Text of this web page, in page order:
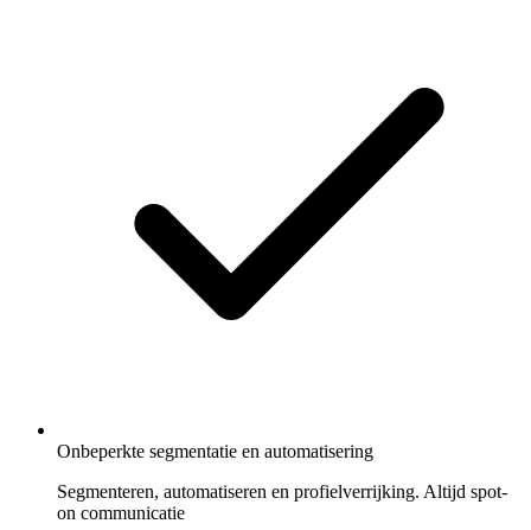
Onbeperkte segmentatie en automatisering
Segmenteren, automatiseren en profielverrijking. Altijd spot-
on communicatie